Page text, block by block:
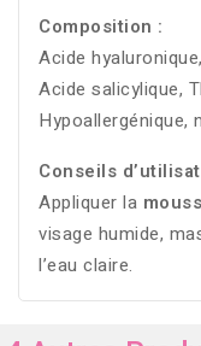
Composition :
Acide
Acide salicylique,
Hypoallergénique,
Conseils
Appliquer la
visage humide,
l’eau claire.